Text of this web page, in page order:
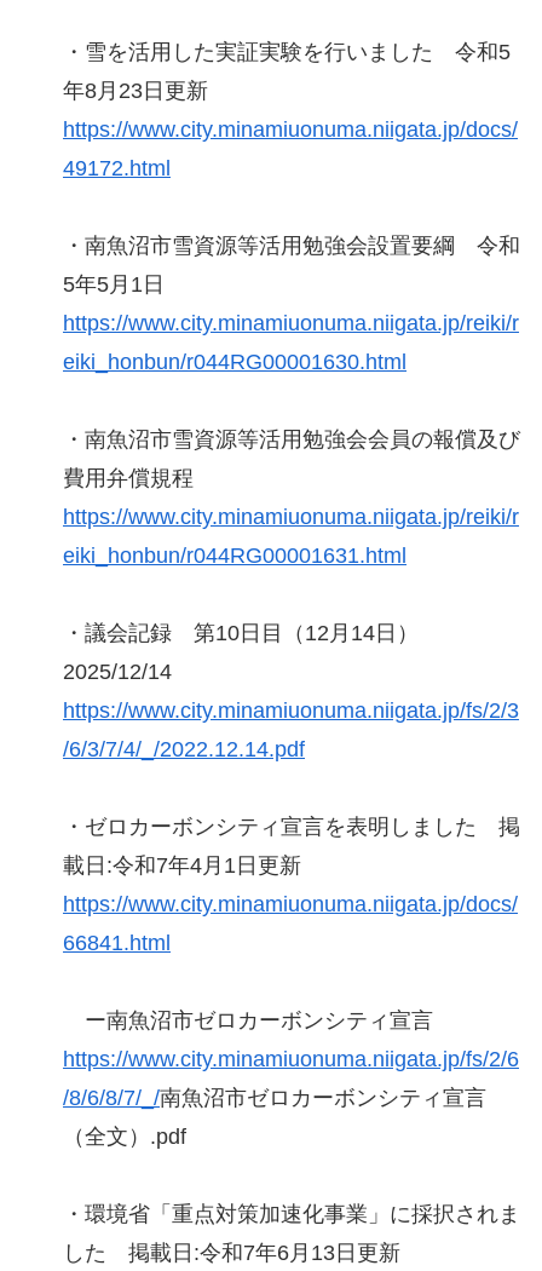
・雪を活用した実証実験を行いました 令和5
年8月23日更新
https://www.city.minamiuonuma.niigata.jp/docs/
49172.html
・南魚沼市雪資源等活用勉強会設置要綱 令和
5年5月1日
https://www.city.minamiuonuma.niigata.jp/reiki/r
eiki_honbun/r044RG00001630.html
・南魚沼市雪資源等活用勉強会会員の報償及び
費用弁償規程
https://www.city.minamiuonuma.niigata.jp/reiki/r
eiki_honbun/r044RG00001631.html
・議会記録 第10日目（12月14日）
2025/12/14
https://www.city.minamiuonuma.niigata.jp/fs/2/3
/6/3/7/4/_/2022.12.14.pdf
・ゼロカーボンシティ宣言を表明しました 掲
載日:令和7年4月1日更新
https://www.city.minamiuonuma.niigata.jp/docs/
66841.html
ー南魚沼市ゼロカーボンシティ宣言
https://www.city.minamiuonuma.niigata.jp/fs/2/6
/8/6/8/7/_/南魚沼市ゼロカーボンシティ宣言
（全文）.pdf
・環境省「重点対策加速化事業」に採択されま
した 掲載日:令和7年6月13日更新